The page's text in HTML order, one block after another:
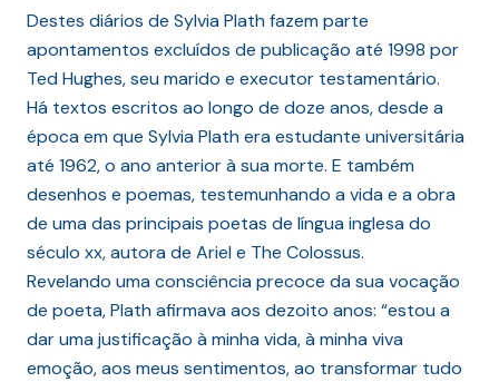
Destes diários de Sylvia Plath fazem parte
apontamentos excluídos de publicação até 1998 por
Ted Hughes, seu marido e executor testamentário.
Há textos escritos ao longo de doze anos, desde a
época em que Sylvia Plath era estudante universitária
até 1962, o ano anterior à sua morte. E também
desenhos e poemas, testemunhando a vida e a obra
de uma das principais poetas de língua inglesa do
século xx, autora de Ariel e The Colossus.
Revelando uma consciência precoce da sua vocação
de poeta, Plath afirmava aos dezoito anos: “estou a
dar uma justificação à minha vida, à minha viva
emoção, aos meus sentimentos, ao transformar tudo